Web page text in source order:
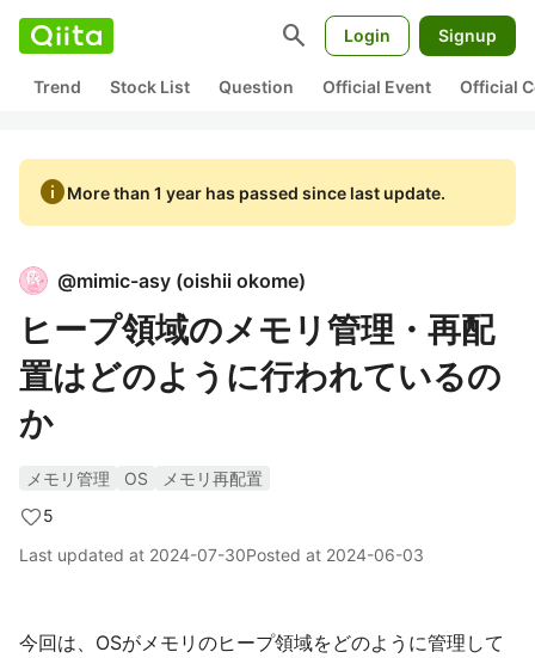
search Login Signup
Trend Stock List Question Official Event Official
infoMore than 1 year has passed since last update.
@mimic-asy (oishii okome)
ヒープ領域のメモリ管理・再配
置はどのように行われているの
か
メモリ管理 OS
メモリ再配置
5
Last updated at 2024-07-30Posted at 2024-06-03
今回は、OSがメモリのヒープ領域をどのように管理して